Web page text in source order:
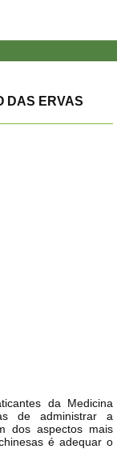
DAS ERVAS
da Medicina
de administrar a
dos aspectos mais
é adequar o